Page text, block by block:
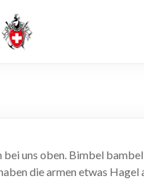
bei uns oben. Bimbel
die armen etwas